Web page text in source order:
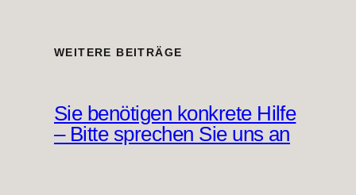
WEITERE BEITRÄGE
Sie benötigen konkrete Hilfe
– Bitte sprechen Sie uns an